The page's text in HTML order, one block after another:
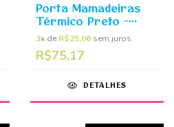
Porta Mamadeiras
Térmico Preto -
Multikids Baby
3x de R$25,06 sem juros
R$75,17
DETALHES